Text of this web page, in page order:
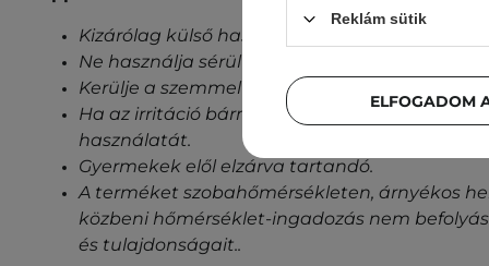
Kizárólag külső használatra szánt termék.
Ne használja sérült bőrön.
Kerülje a szemmel való érintkezést.
Ha az irritáció bármilyen jele jelentkezik,
használatát.
Gyermekek elől elzárva tartandó.
A terméket szobahőmérsékleten, árnyékos
közbeni hőmérséklet-ingadozás nem
és tulajdonságait..
Reklám sütik
ELFOGADOM